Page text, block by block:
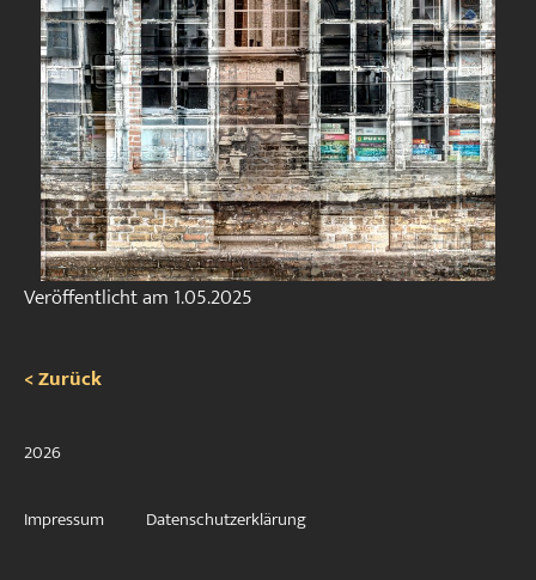
Veröffentlicht am 1.05.2025
< Zurück
2026
Impressum Datenschutzerklärung